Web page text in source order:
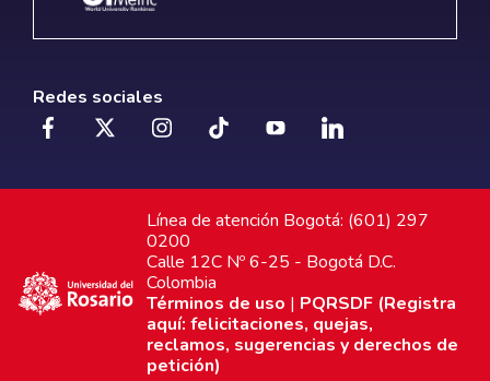
Redes sociales
Línea de atención Bogotá: (601) 297
0200
Calle 12C Nº 6-25 - Bogotá D.C.
Colombia
Términos de uso | PQRSDF (Registra
aquí: felicitaciones, quejas,
reclamos, sugerencias y derechos de
petición)